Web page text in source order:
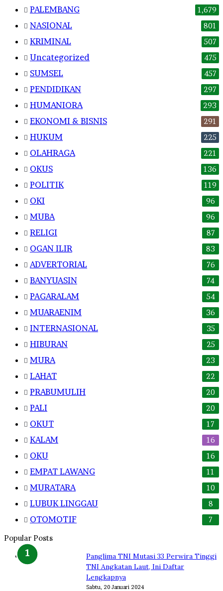
PALEMBANG 1,679
NASIONAL 801
KRIMINAL 507
Uncategorized 475
SUMSEL 457
PENDIDIKAN 297
HUMANIORA 293
EKONOMI & BISNIS 291
HUKUM 225
OLAHRAGA 221
OKUS 136
POLITIK 119
OKI 96
MUBA 96
RELIGI 87
OGAN ILIR 83
ADVERTORIAL 76
BANYUASIN 74
PAGARALAM 54
MUARAENIM 36
INTERNASIONAL 35
HIBURAN 25
MURA 23
LAHAT 22
PRABUMULIH 20
PALI 20
OKUT 17
KALAM 16
OKU 16
EMPAT LAWANG 11
MURATARA 10
LUBUK LINGGAU 8
OTOMOTIF 7
Popular Posts
Panglima TNI Mutasi 33 Perwira Tinggi
TNI Angkatan Laut, Ini Daftar
Lengkapnya
Sabtu, 20 Januari 2024